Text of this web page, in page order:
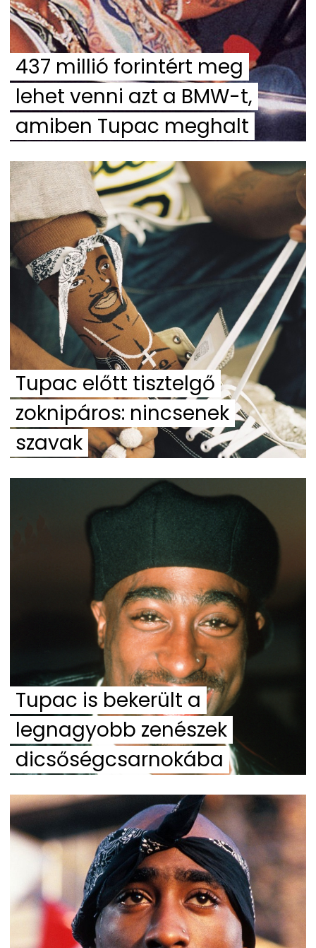
437 millió forintért meg
lehet venni azt a BMW-t,
amiben Tupac meghalt
Tupac előtt tisztelgő
zoknipáros: nincsenek
szavak
Tupac is bekerült a
legnagyobb zenészek
dicsőségcsarnokába